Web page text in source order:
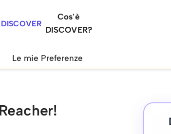
DISCOVER
Cos'è
DISCOVER?
Le mie Preferenze